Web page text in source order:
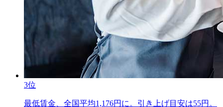
3位
最低賃金、全国平均1,176円に。引き上げ目安は55円。